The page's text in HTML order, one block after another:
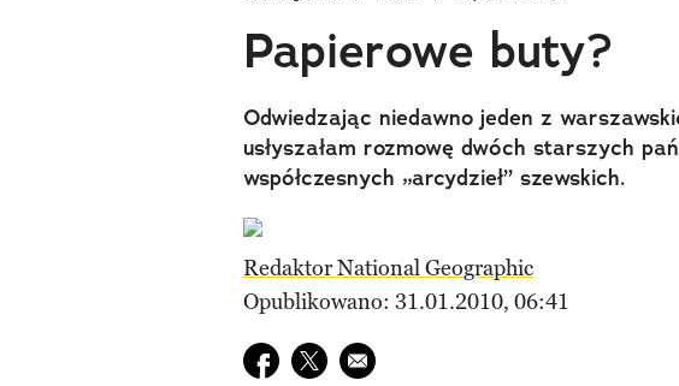
Papierowe buty?
Odwiedzając niedawno jeden z
usłyszałam rozmowę dwóch starszych
współczesnych „arcydzieł” szewskich.
Redaktor National Geographic
Opublikowano: 31.01.2010, 06:41
Udostępnij na facebook
Udostępnij na twitter
E-mail do przyjaciela